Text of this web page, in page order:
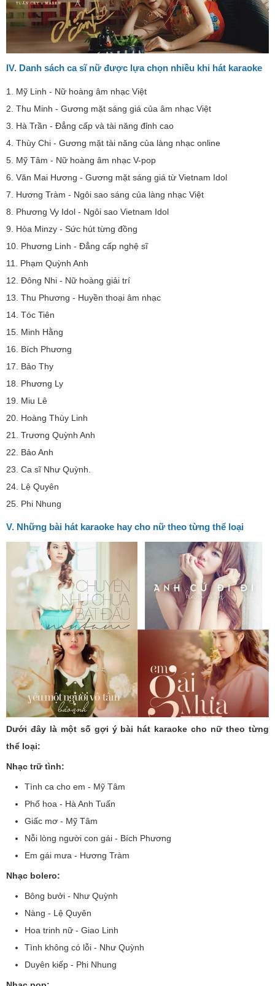
IV. Danh sách ca sĩ nữ được lựa chọn nhiều khi hát karaoke
1. Mỹ Linh - Nữ hoàng âm nhạc Việt
2. Thu Minh - Gương mặt sáng giá của âm nhạc Việt
3. Hà Trần - Đẳng cấp và tài năng đỉnh cao
4. Thùy Chi - Gương mặt tài năng của làng nhạc online
5. Mỹ Tâm - Nữ hoàng âm nhạc V-pop
6. Văn Mai Hương - Gương mặt sáng giá từ Vietnam Idol
7. Hương Tràm - Ngôi sao sáng của làng nhạc Việt
8. Phương Vy Idol - Ngôi sao Vietnam Idol
9. Hòa Minzy - Sức hút từng đồng
10. Phương Linh - Đẳng cấp nghệ sĩ
11. Phạm Quỳnh Anh
12. Đông Nhi - Nữ hoàng giải trí
13. Thu Phương - Huyền thoại âm nhạc
14. Tóc Tiên
15. Minh Hằng
16. Bích Phương
17. Bảo Thy
18. Phương Ly
19. Miu Lê
20. Hoàng Thùy Linh
21. Trương Quỳnh Anh
22. Bảo Anh
23. Ca sĩ Như Quỳnh.
24. Lệ Quyên
25. Phi Nhung
V. Những bài hát karaoke hay cho nữ theo từng thể loại
Dưới đây là một số gợi ý bài hát karaoke cho nữ theo từng
thể loại:
Nhạc trữ tình:
Tình ca cho em - Mỹ Tâm
Phố hoa - Hà Anh Tuấn
Giấc mơ - Mỹ Tâm
Nỗi lòng người con gái - Bích Phương
Em gái mưa - Hương Tràm
Nhạc bolero:
Bông bưởi - Như Quỳnh
Nàng - Lệ Quyên
Hoa trinh nữ - Giao Linh
Tình không có lỗi - Như Quỳnh
Duyên kiếp - Phi Nhung